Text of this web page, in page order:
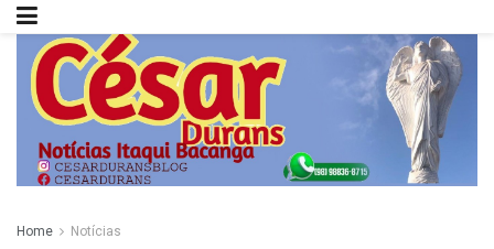
Home Notícias